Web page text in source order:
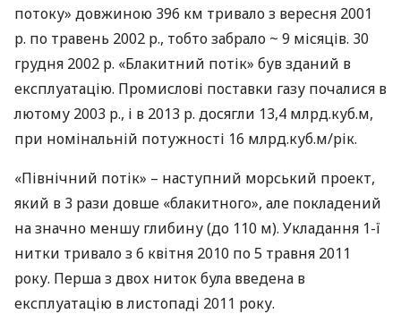
потоку» довжиною 396 км тривало з вересня 2001
р. по травень 2002 р., тобто забрало ~ 9 місяців. 30
грудня 2002 р. «Блакитний потік» був зданий в
експлуатацію. Промислові поставки газу почалися в
лютому 2003 р., і в 2013 р. досягли 13,4 млрд.куб.м,
при номінальній потужності 16 млрд.куб.м/рік.
«Північний потік» – наступний морський проект,
який в 3 рази довше «блакитного», але покладений
на значно меншу глибину (до 110 м). Укладання 1-ї
нитки тривало з 6 квітня 2010 по 5 травня 2011
року. Перша з двох ниток була введена в
експлуатацію в листопаді 2011 року.